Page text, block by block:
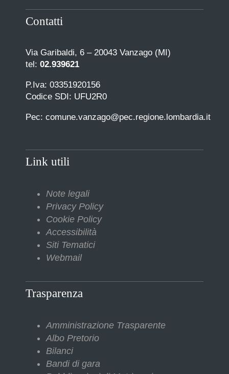
Contatti
Via Garibaldi, 6 – 20043 Vanzago (MI)
tel: 02.939621
P.Iva: 03351920156
Codice SDI: UFU2R0
Pec: comune.vanzago@pec.regione.lombardia.it
Link utili
Note legali
Privacy Policy
Cookie Policy
Accessibilità
Siti Tematici
Webmail
Trasparenza
Amministrazione Trasparente
Albo Pretorio
Bilanci
Bandi di gara